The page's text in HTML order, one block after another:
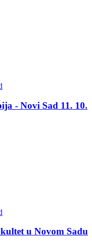
- Novi Sad 11. 10.
u Novom Sadu